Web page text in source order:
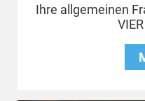
Ihre allgemeinen